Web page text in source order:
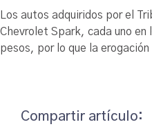
Los autos adquiridos por el
Chevrolet Spark, cada uno en
pesos, por lo que la
Compartir artículo: